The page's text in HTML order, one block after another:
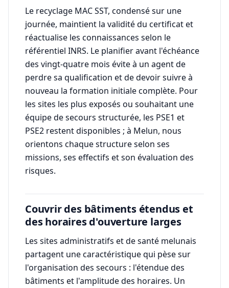
Le recyclage MAC SST, condensé sur une
journée, maintient la validité du certificat et
réactualise les connaissances selon le
référentiel INRS. Le planifier avant l'échéance
des vingt-quatre mois évite à un agent de
perdre sa qualification et de devoir suivre à
nouveau la formation initiale complète. Pour
les sites les plus exposés ou souhaitant une
équipe de secours structurée, les PSE1 et
PSE2 restent disponibles ; à Melun, nous
orientons chaque structure selon ses
missions, ses effectifs et son évaluation des
risques.
Couvrir des bâtiments étendus et
des horaires d'ouverture larges
Les sites administratifs et de santé melunais
partagent une caractéristique qui pèse sur
l'organisation des secours : l'étendue des
bâtiments et l'amplitude des horaires. Un